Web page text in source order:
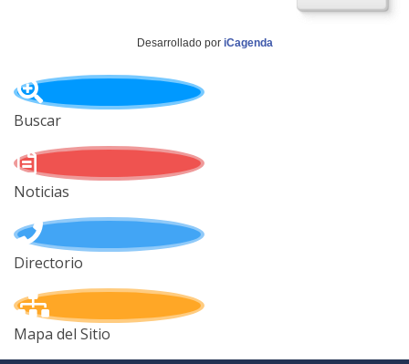
Desarrollado por iCagenda
Buscar
Noticias
Directorio
Mapa del Sitio